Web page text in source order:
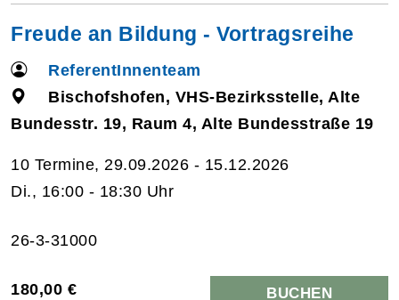
Freude an Bildung - Vortragsreihe
ReferentInnenteam
Bischofshofen, VHS-Bezirksstelle, Alte
Bundesstr. 19, Raum 4, Alte Bundesstraße 19
10 Termine, 29.09.2026 - 15.12.2026
Di., 16:00 - 18:30 Uhr
26-3-31000
180,00 € BUCHEN